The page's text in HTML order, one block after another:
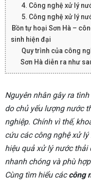
4. Công nghệ xử lý
5. Công nghệ xử lý
Bồn tự hoại Sơn Hà –
sinh hiện đại
Quy trình của công
Sơn Hà diễn ra như
Nguyên nhân gây ra
do chủ yếu lượng nước
nghiệp. Chính vì thế,
cứu các công nghệ xử
hiệu quả xử lý nước thải
nhanh chóng và phù
Cùng tìm hiểu cáccông